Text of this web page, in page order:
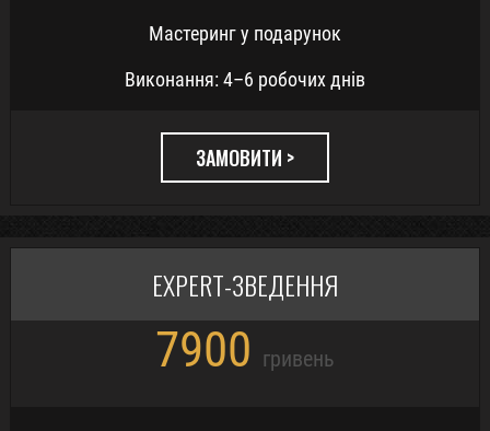
Мастеринг у подарунок
Виконання: 4–6 робочих днів
ЗАМОВИТИ >
EXPERT-ЗВЕДЕННЯ
7900 гривень